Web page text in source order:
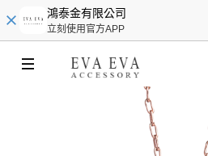
鴻泰金有限公司
立刻使用官方APP